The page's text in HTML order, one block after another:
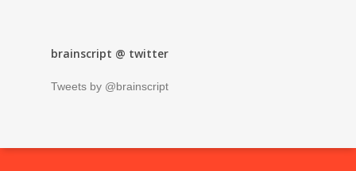
brainscript @ twitter
Tweets by @brainscript